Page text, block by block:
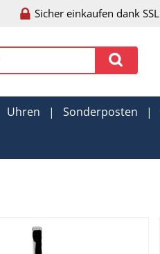
Sicher einkaufen dank SSL
Uhren | Sonderposten |